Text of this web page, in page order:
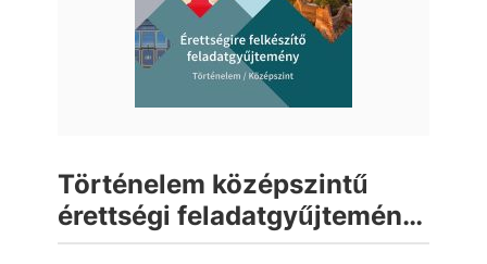
Történelem középszintű
érettségi feladatgyűjtemény
9-12. évfolyam